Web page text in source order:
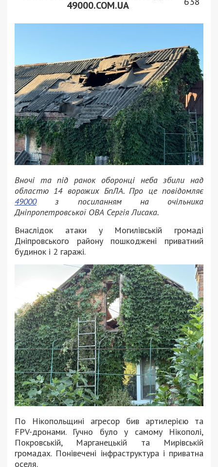
49000.COM.UA
Вночі та під ранок оборонці неба збили над
областю 14 ворожих БпЛА. Про це повідомляє
49000з посиланням на очільника
Дніпропетровської ОВА Сергія Лисака.
Внаслідок атаки у Могилівській громаді
Дніпровського району пошкоджені приватний
будинок і 2 гаражі.
По Нікопольщині агресор бив артилерією та
FPV-дронами. Гучно було у самому Нікополі,
Покровській, Марганецькій та Мирівській
громадах. Понівечені інфраструктура і приватна
оселя.